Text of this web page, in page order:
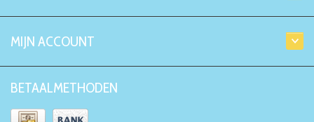
MIJN ACCOUNT
BETAALMETHODEN